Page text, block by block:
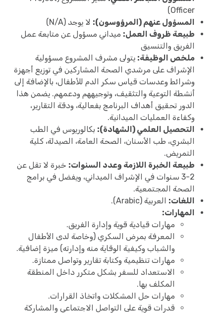
Officer)
المسؤول عنهم (المرؤوسون): لا يوجد (N/A)
طبيعة ظروف العمل: ميداني مسؤول عن متابعة عمل
الفريق والتنسيق
ملخص الوظيفة: يتولى مشرف المشروع مسؤولية
الإشراف على مرشدي الصحة المشاركين في توزيع أجهزة
وشرائط وعدسات قياس سكر الدم للأطفال، بالإضافة إلى
أنشطة التوعية والتثقيف، وتوجيههم ودعمهم. يضمن هذا
الدور تحقيق أهداف البرنامج بفعالية، ودقة التقارير،
وكفاءة العمليات الميدانية.
التحصيل العلمي (الشهادة): بكالوريوس في الطب
البشري، طب الأسنان، الصحة العامة، الصيدلة، كلية
التمريض.
طبيعة الخبرة اللازمة وعدد السنوات: خبرة لا تقل عن
2-3 سنوات في الإشراف الميداني، ويفضل في برامج
الصحة المجتمعية.
اللغات: العربية (Arabic).
المهارات:
مهارات قيادية قوية وإدارة الفريق.
المعرفة بمرض السكري (وخاصة لدى الأطفال
والشباب وكيفية الوقاية منه وإدارته) ميزة إضافية.
مهارات تنظيمية وكتابة تقارير وتواصل ممتازة.
الاستعداد للسفر بشكل متكرر داخل المنطقة
المكلف بها.
مهارات حل المشكلات واتخاذ القرارات.
قدرات قوية على التواصل الاجتماعي والمشاركة